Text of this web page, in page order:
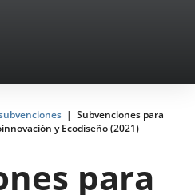
Subvenciones para
y Ecodiseño (2021)
para